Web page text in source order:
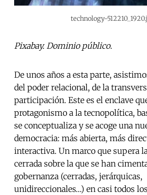
technology-
Pixabay. Dominio público.
De unos años a esta parte,
del poder relacional, de la
participación. Este es el enclave
protagonismo a la tecnopolítica,
se conceptualiza y se acoge una
democracia: más abierta, más
interactiva. Un marco que supera
cerrada sobre la que se han
gobernanza (cerradas, jerárquicas,
unidireccionales…) en casi todos